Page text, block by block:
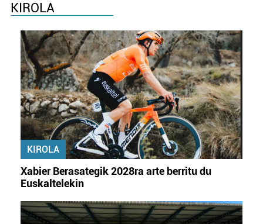
KIROLA
KIROLA
Xabier Berasategik 2028ra arte berritu du
Euskaltelekin